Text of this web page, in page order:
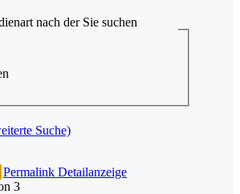
nach der Sie suchen
Suche)
Permalink Detailanzeige
3